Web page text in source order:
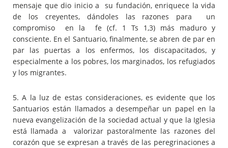
mensaje que dio inicio a su fundación, enriquece la vida
de los creyentes, dándoles las razones para un
compromiso en la fe (cf. 1 Ts 1,3) más maduro y
consciente. En el Santuario, finalmente, se abren de par en
par las puertas a los enfermos, los discapacitados, y
especialmente a los pobres, los marginados, los refugiados
y los migrantes.
5. A la luz de estas consideraciones, es evidente que los
Santuarios están llamados a desempeñar un papel en la
nueva evangelización de la sociedad actual y que la Iglesia
está llamada a valorizar pastoralmente las razones del
corazón que se expresan a través de las peregrinaciones a